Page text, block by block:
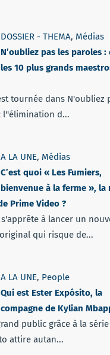
DOSSIER - THEMA, Médias
N’oubliez pas les paroles
les 10 plus grands
tournée dans N'oubliez
l''élimination d...
A LA UNE, Médias
C’est quoi « Les Fumiers,
bienvenue à la ferme », la
Prime Video ?
à lancer un
qui risque de...
A LA UNE, People
Qui est Ester Expósito, la
compagne de Kylian
public grâce à la
attire autan...